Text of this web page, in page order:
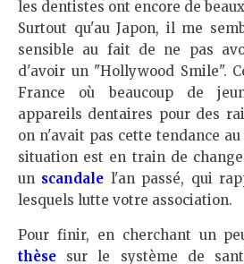
les dentistes ont encore de
Surtout qu'au Japon, il me
sensible au fait de ne pas
d'avoir un "Hollywood Smile".
France où beaucoup de
appareils dentaires pour des
on n'avait pas cette tendance
situation est en train de
un scandale l'an passé, qui
lesquels lutte votre association.
Pour finir, en cherchant un
thèse sur le système de